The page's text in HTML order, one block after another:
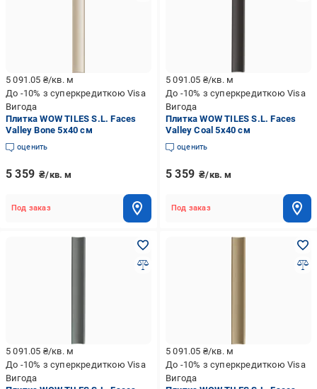
5 091.05 ₴/кв. м
До -10% з суперкредиткою Visa
Вигода
Плитка WOW TILES S.L. Faces
Valley Bone 5x40 см
оценить
5 359 ₴/кв. м
Под заказ
5 091.05 ₴/кв. м
До -10% з суперкредиткою Visa
Вигода
Плитка WOW TILES S.L. Faces
Valley Coal 5x40 см
оценить
5 359 ₴/кв. м
Под заказ
5 091.05 ₴/кв. м
До -10% з суперкредиткою Visa
Вигода
5 091.05 ₴/кв. м
До -10% з суперкредиткою Visa
Вигода